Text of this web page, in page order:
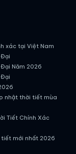
xác tại Việt Nam
Đại
Năm 2026
Đại
nhật thời tiết mùa
Tiết Chính Xác
mới nhất 2026